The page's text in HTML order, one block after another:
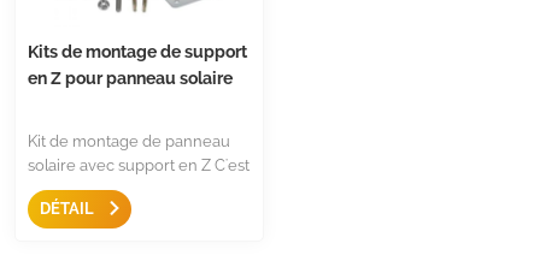
Kits de montage de support
en Z pour panneau solaire
Kit de montage de panneau
solaire avec support en Z C'est
le montage le plus simple
pour fixer la plupart des
DÉTAIL